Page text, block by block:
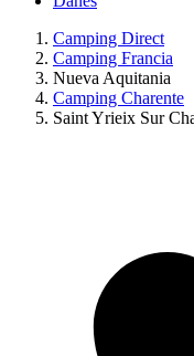
Camping Direct
Camping Francia
Nueva Aquitania
Camping Charente
Saint Yrieix Sur